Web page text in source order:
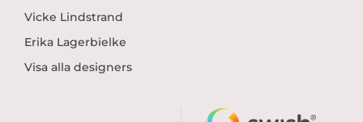
Vicke Lindstrand
Erika Lagerbielke
Visa alla designers